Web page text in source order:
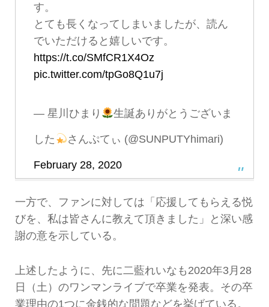
す。
とても長くなってしまいましたが、読ん
でいただけると嬉しいです。
https://t.co/SMfCR1X4Oz
pic.twitter.com/tpGo8Q1u7j
— 星川ひまり 生誕ありがとうございま
した さんぷてぃ (@SUNPUTYhimari)
February 28, 2020
一方で、ファンに対しては「応援してもらえる悦
びを、私は皆さんに教えて頂きました」と深い感
謝の意を示している。
上述したように、先に二藍れいなも2020年3月28
日（土）のワンマンライブで卒業を発表。その卒
業理由の1つに金銭的な問題などを挙げている。